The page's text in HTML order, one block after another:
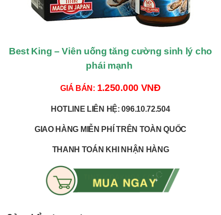
Best King – Viên uống tăng cường sinh lý cho
phái mạnh
GIÁ BÁN: 1.250.000 VNĐ
HOTLINE LIÊN HỆ: 096.10.72.504
GIAO HÀNG MIỄN PHÍ TRÊN TOÀN QUỐC
THANH TOÁN KHI NHẬN HÀNG